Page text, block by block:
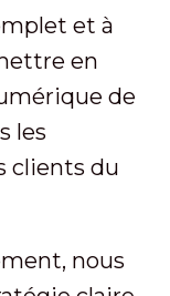
et à
en
de
les
clients du
nous